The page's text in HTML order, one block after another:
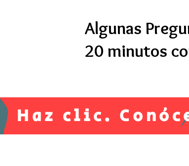
Algunas
20 minutos
Haz clic.